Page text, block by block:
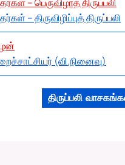
– திருவிழிப்புத் திருப்பலி
(வி.நினைவு)
திருப்பலி